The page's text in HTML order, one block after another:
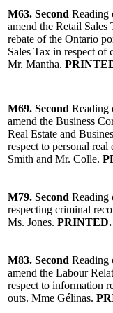
M63. Second
amend the Retail
rebate of the Ontario
Sales Tax in respect of
Mr. Mantha.
M69. Second
amend the Business
Real Estate and
respect to personal real
Smith and Mr. Colle.
M79. Second
respecting criminal
Ms. Jones. PRINTED.
M83. Second
amend the Labour
respect to information
outs. Mme Gélinas.